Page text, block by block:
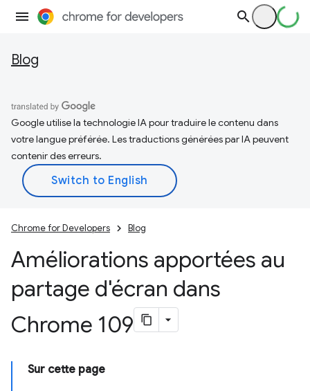
Blog
Google utilise la technologie IA pour traduire le contenu dans
votre langue préférée. Les traductions générées par IA peuvent
contenir des erreurs.
Chrome for Developers Blog
Améliorations apportées au
partage d'écran dans
Chrome 109
Sur cette page